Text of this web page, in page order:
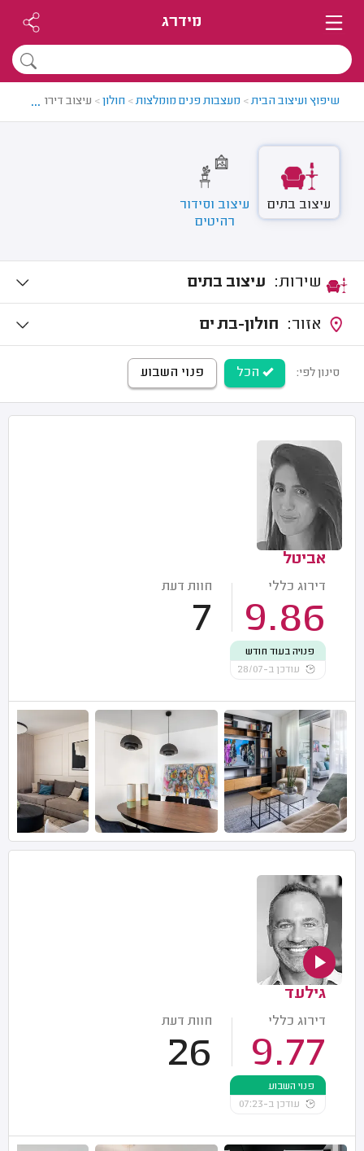
מידרג
שיפוץ ועיצוב הבית> מעצבות פנים מומלצות> חולון> עיצוב דירה בחולון
...
עיצוב בתים
עיצוב וסידור
רהיטים
עיצוב בתים
חולון-בת ים
סינון לפי: הכל פנוי השבוע
אביטל
דירוג כללי
9.86
חוות דעת
7
פנויה בעוד חודש
עודכן ב-28/07
גילעד
דירוג כללי
9.77
חוות דעת
26
פנוי השבוע
עודכן ב-07:23